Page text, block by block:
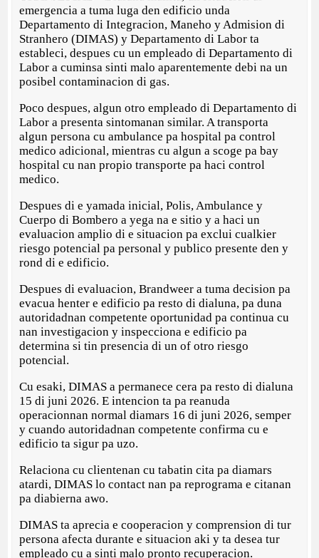
emergencia a tuma luga den edificio unda
Departamento di Integracion, Maneho y Admision di
Stranhero (DIMAS) y Departamento di Labor ta
estableci, despues cu un empleado di Departamento di
Labor a cuminsa sinti malo aparentemente debi na un
posibel contaminacion di gas.
Poco despues, algun otro empleado di Departamento di
Labor a presenta sintomanan similar. A transporta
algun persona cu ambulance pa hospital pa control
medico adicional, mientras cu algun a scoge pa bay
hospital cu nan propio transporte pa haci control
medico.
Despues di e yamada inicial, Polis, Ambulance y
Cuerpo di Bombero a yega na e sitio y a haci un
evaluacion amplio di e situacion pa exclui cualkier
riesgo potencial pa personal y publico presente den y
rond di e edificio.
Despues di evaluacion, Brandweer a tuma decision pa
evacua henter e edificio pa resto di dialuna, pa duna
autoridadnan competente oportunidad pa continua cu
nan investigacion y inspecciona e edificio pa
determina si tin presencia di un of otro riesgo
potencial.
Cu esaki, DIMAS a permanece cera pa resto di dialuna
15 di juni 2026. E intencion ta pa reanuda
operacionnan normal diamars 16 di juni 2026, semper
y cuando autoridadnan competente confirma cu e
edificio ta sigur pa uzo.
Relaciona cu clientenan cu tabatin cita pa diamars
atardi, DIMAS lo contact nan pa reprograma e citanan
pa diabierna awo.
DIMAS ta aprecia e cooperacion y comprension di tur
persona afecta durante e situacion aki y ta desea tur
empleado cu a sinti malo pronto recuperacion.